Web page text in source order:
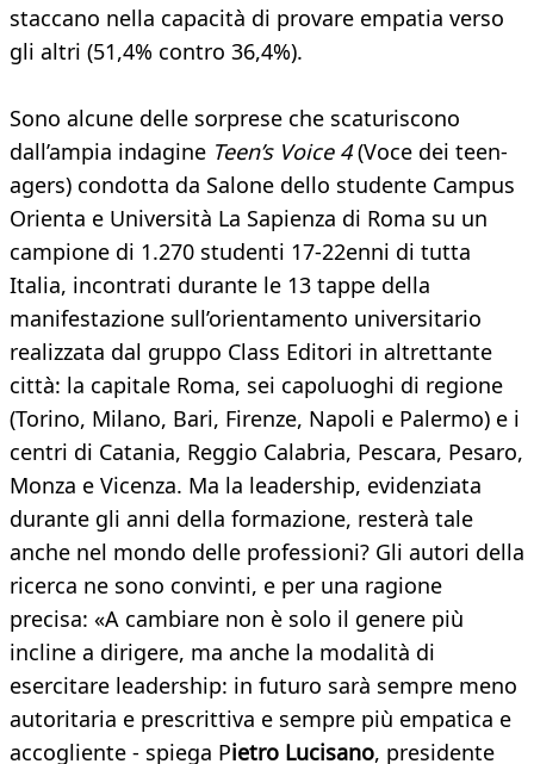
staccano nella capacità di provare empatia verso
gli altri (51,4% contro 36,4%).
Sono alcune delle sorprese che scaturiscono
dall’ampia indagine Teen’s Voice 4(Voce dei teen-
agers) condotta da Salone dello studente Campus
Orienta e Università La Sapienza di Roma su un
campione di 1.270 studenti 17-22enni di tutta
Italia, incontrati durante le 13 tappe della
manifestazione sull’orientamento universitario
realizzata dal gruppo Class Editori in altrettante
città: la capitale Roma, sei capoluoghi di regione
(Torino, Milano, Bari, Firenze, Napoli e Palermo) e i
centri di Catania, Reggio Calabria, Pescara, Pesaro,
Monza e Vicenza. Ma la leadership, evidenziata
durante gli anni della formazione, resterà tale
anche nel mondo delle professioni? Gli autori della
ricerca ne sono convinti, e per una ragione
precisa: «A cambiare non è solo il genere più
incline a dirigere, ma anche la modalità di
esercitare leadership: in futuro sarà sempre meno
autoritaria e prescrittiva e sempre più empatica e
accogliente - spiega Pietro Lucisano, presidente